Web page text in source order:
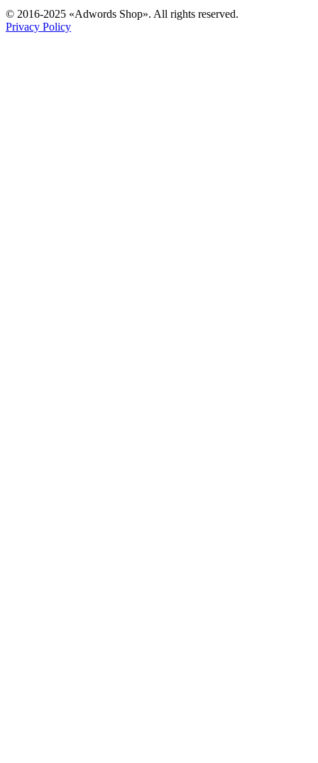
© 2016-2025 «Adwords Shop». All rights reserved.
Privacy Policy